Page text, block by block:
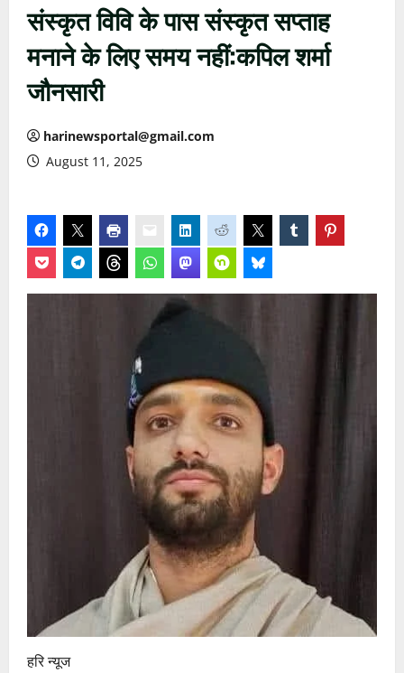
संस्कृत विवि के पास संस्कृत सप्ताह
मनाने के लिए समय नहीं:कपिल शर्मा
जौनसारी
harinewsportal@gmail.com
August 11, 2025
हरि न्यूज